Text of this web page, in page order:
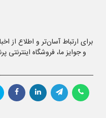
برای ارتباط آسان‌تر و اطلاع از
و جوایز ما، فروشگاه اینترنتی